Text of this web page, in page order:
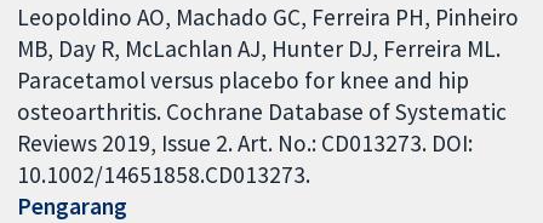
Leopoldino AO, Machado GC, Ferreira PH, Pinheiro
MB, Day R, McLachlan AJ, Hunter DJ, Ferreira ML.
Paracetamol versus placebo for knee and hip
osteoarthritis. Cochrane Database of Systematic
Reviews 2019, Issue 2. Art. No.: CD013273. DOI:
10.1002/14651858.CD013273.
Pengarang